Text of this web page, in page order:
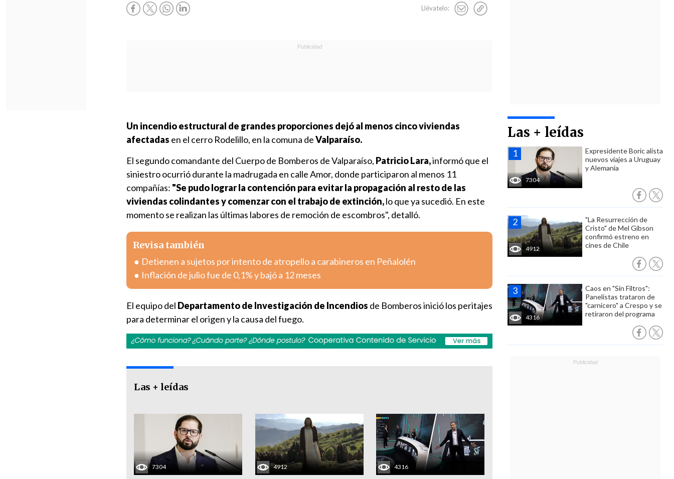
Llévatelo:
Las + leídas
7304
Expresidente Boric alista
nuevos viajes a Uruguay
y Alemania
4912
"La Resurrección de
Cristo" de Mel Gibson
confirmó estreno en
cines de Chile
4316
Caos en "Sin Filtros":
Panelistas trataron de
"carnicero" a Crespo y se
retiraron del programa
Un incendio estructural de grandes proporciones dejó al menos cinco viviendas
afectadas en el cerro Rodelillo, en la comuna deValparaíso.
El segundo comandante del Cuerpo de Bomberos de Valparaíso, Patricio Lara,informó que el
siniestro ocurrió durante la madrugada en calle Amor, donde participaron al menos 11
compañías: "Se pudo lograr la contención para evitar la propagación al resto de las
viviendas colindantes y comenzar con el trabajo de extinción,lo que ya sucedió. En este
momento se realizan las últimas labores de remoción de escombros", detalló.
Revisa también
Detienen a sujetos por intento de atropello a carabineros en Peñalolén
Inflación de julio fue de 0,1% y bajó a 12 meses
El equipo del Departamento de Investigación de Incendios de Bomberos inició los peritajes
para determinar el origen y la causa del fuego.
Las + leídas
7304 4912 4316